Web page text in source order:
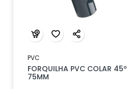
PVC
FORQUILHA PVC COLAR 45º
75MM